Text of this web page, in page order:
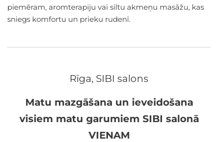
piemēram, aromterapiju vai siltu akmeņu masāžu, kas
sniegs komfortu un prieku rudenī.
Rīga, SIBI salons
Matu mazgāšana un ieveidošana
visiem matu garumiem SIBI salonā
VIENAM